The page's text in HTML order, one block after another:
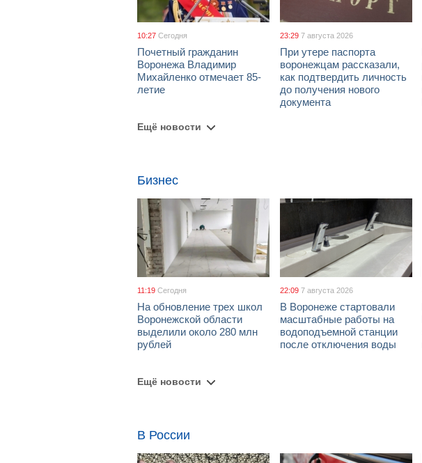
10:27 Сегодня
Почетный гражданин
Воронежа Владимир
Михайленко отмечает 85-
летие
23:29 7 августа 2026
При утере паспорта
воронежцам рассказали,
как подтвердить личность
до получения нового
документа
Ещё новости
Бизнес
11:19 Сегодня
На обновление трех школ
Воронежской области
выделили около 280 млн
рублей
22:09 7 августа 2026
В Воронеже стартовали
масштабные работы на
водоподъемной станции
после отключения воды
Ещё новости
В России